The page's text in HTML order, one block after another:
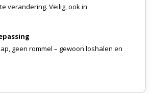
verandering. Veilig, ook in
geen rommel – gewoon loshalen en